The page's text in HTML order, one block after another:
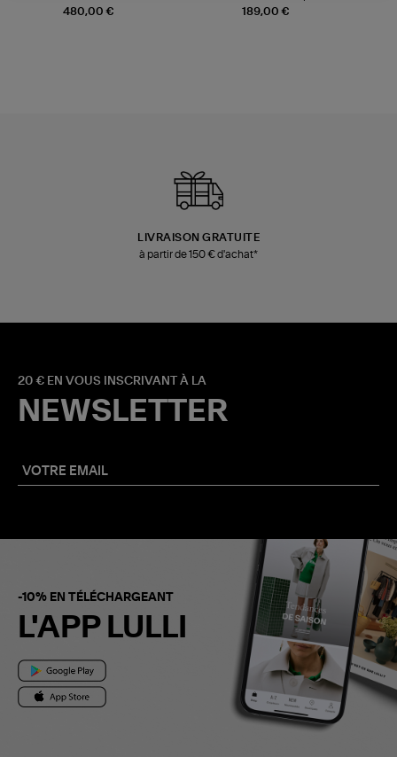
480,00 €
Champagne
189,00 €
Mousse
LIVRAISON GRATUITE
à partir de 150 € d'achat*
20 € EN VOUS INSCRIVANT À LA
NEWSLETTER
-10% EN TÉLÉCHARGEANT
L'APP LULLI